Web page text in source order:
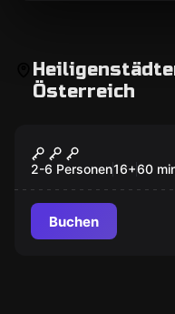
Österreich
Die verlorene
2-6 Personen16+60
Buchen